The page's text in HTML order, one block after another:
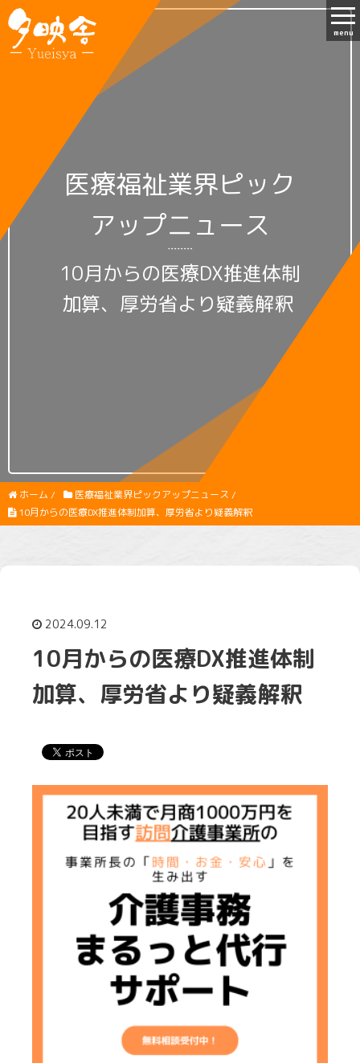
医療福祉業界ピック
アップニュース
10月からの医療DX推進体制
加算、厚労省より疑義解釈
menu
ホーム / 医療福祉業界ピックアップニュース /
10月からの医療DX推進体制加算、厚労省より疑義解釈
2024.09.12
10月からの医療DX推進体制
加算、厚労省より疑義解釈